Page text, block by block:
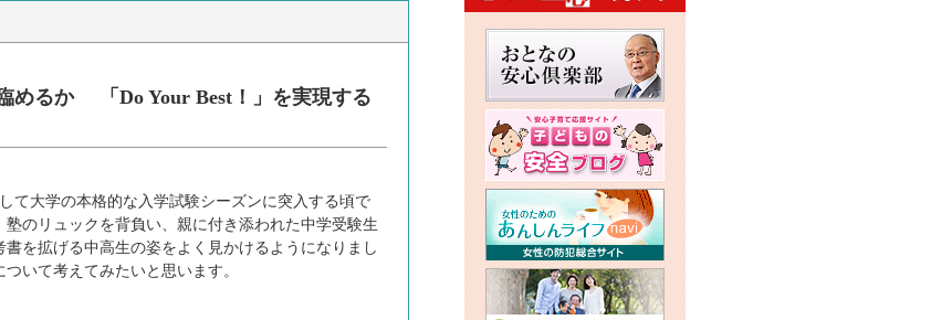
めるか 「Do Your Best！」を実現する
て大学の本格的な入学試験シーズンに突入する頃で
のリュックを背負い、親に付き添われた中学受験生
を拡げる中高生の姿をよく見かけるようになりまし
いて考えてみたいと思います。